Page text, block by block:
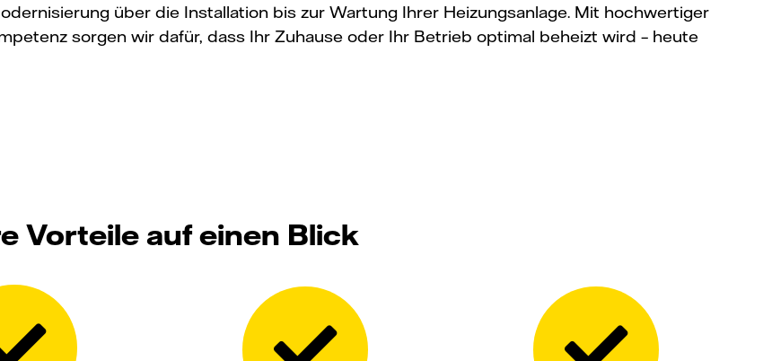
über die Installation bis zur Wartung Ihrer Heizungsanlage. Mit hochwertiger
sorgen wir dafür, dass Ihr Zuhause oder Ihr Betrieb optimal beheizt wird – heute
Vorteile auf einen Blick